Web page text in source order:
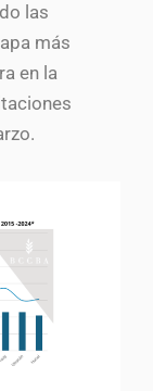
las
más
en la